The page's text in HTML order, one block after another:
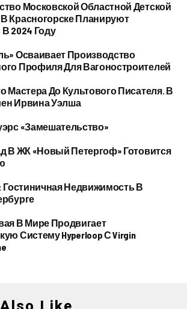
Московской Областной Детской
Красногорске Планируют
2024 Году
Осваивает Производство
Профиля Для Вагоностроителей
Мастера До Культового Писателя. В
Ирвина Уэлша
«Замешательство»
В ЖК «Новый Петергоф» Готовится
Гостиничная Недвижимость В
В Мире Продвигает
Систему Hyperloop С Virgin